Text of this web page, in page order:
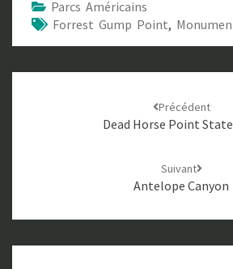
Parcs Américains
Forrest Gump Point,
Précédent
Dead Horse Point
Suivant
Antelope Canyon